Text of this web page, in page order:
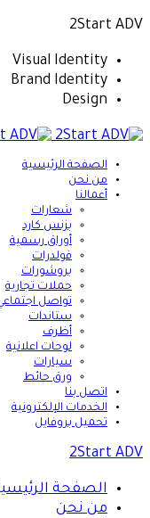
2Start ADV
Visual Identity
Brand Identity
Design
الصفحة الرئيسية
من نحن
أعمالنا
شعارات
بزنس كارد
أوراق رسمية
فولدرات
بروشورات
حملات تجارية
تواصل
ستاندات
أظرف
لوحات اعلانية
سيارات
ورق حائط
اتصل بنا
الخدمات الإلكترونية
تحميل بروفايل
2Start ADV
الصفحة
من نحن